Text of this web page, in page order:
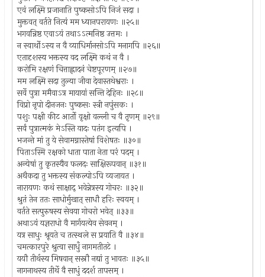
एवं लक्ष्मि प्रजानाति पुष्कसोऽपि निजं सदा ।
मुक्तवत् वर्तते नित्यं मम ध्यानपरायणः ॥२५॥
भगवन्निष्ठ एवाऽयं तथाऽऽत्मनिष्ठ उत्तमः ।
न स्वार्थोऽस्य न वै व्याधिर्मानसोऽपि मनागपि ॥२६॥
एतादृशस्य भक्तस्य वद लक्ष्मि कथं न वै ।
करोमि रक्षणं चित्ताह्लादनं चेष्टपूरणम् ॥२७॥
मम लक्ष्मि सदा तुल्या जीवा देवास्तथेश्वराः ।
सर्वे पुत्रा ममैवाऽत्र मायायां सन्ति देहिनः ॥२८॥
विप्रो नृपो दीनजनः पुष्कसः स्त्री नपुंसकः ।
पशुः पक्षी कीट आर्तो वृक्षो वल्ली च वै तृणम् ॥२९॥
सर्वं पुत्रात्मकं मेऽस्ति यादः पतंग इत्यपि ।
भजन्ते मां तु ये सेवामग्नास्तेषां विशेषतः ॥३०॥
पिताऽस्मि रक्षको धाता पाता नेता परं पदम् ।
अन्येषां तु कृतस्यैव फलदः साक्षिरूपवान् ॥३१॥
अथैकदा तु भक्तस्य संकल्पोऽपि व्यजायत ।
नारायणः कथं साक्षाद् भवेन्नेत्रस्य गोचरः ॥३२॥
श्रुतं तेन ततः साधोर्मुखात् साधौ हरिः स्वयम् ।
वर्तते सत्पुरुषस्य सेवया गोचरो भवेत् ॥३३॥
अथाऽयं यज्ञराधो वै मार्गयत्येव सेवनम् ।
यत्र साधुः श्रूयते च तत्स्थले स प्रयाति वै ॥३४॥
चमत्कारपुरे श्रुत्वा साधुँ नागमतीतटे ।
ययौ तीर्थस्य मिषवान् सस्नौ नद्यां तु भावतः ॥३५॥
नागनाथस्य तीर्थे वै साधुं ददर्श तापसम् ।